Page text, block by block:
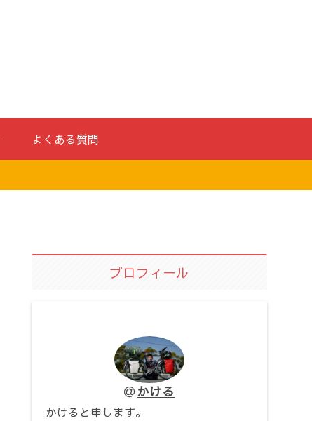
よくある質問
プロフィール
かける
かけると申します。